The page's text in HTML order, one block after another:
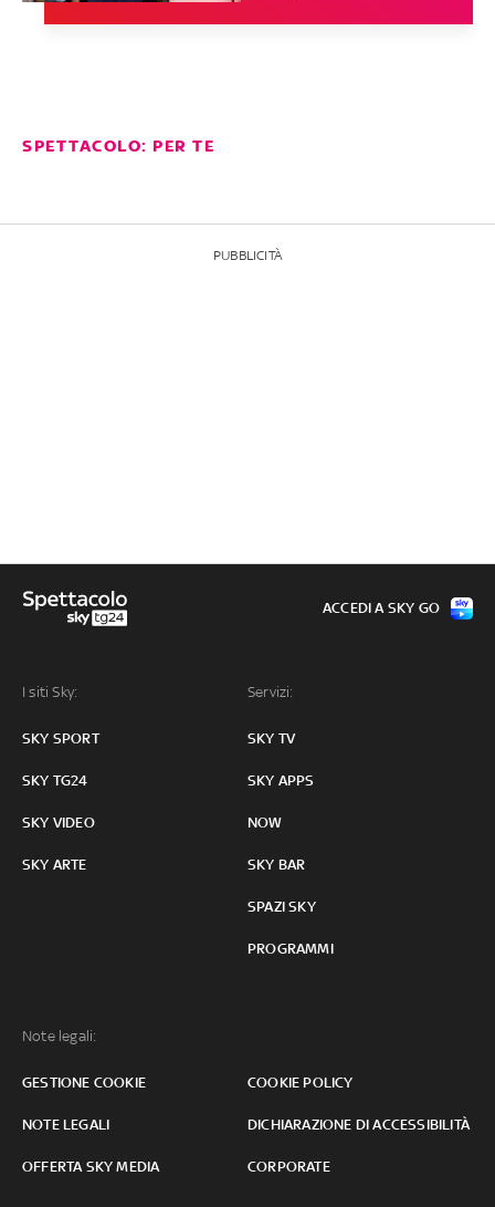
SPETTACOLO: PER TE
PUBBLICITÀ
I siti Sky:
SKY SPORT
SKY TG24
SKY VIDEO
SKY ARTE
Servizi:
SKY TV
SKY APPS
NOW
SKY BAR
SPAZI SKY
PROGRAMMI
Note legali:
GESTIONE COOKIE COOKIE POLICY
NOTE LEGALI DICHIARAZIONE DI ACCESSIBILITÀ
OFFERTA SKY MEDIA CORPORATE
ACCEDI A SKY GO